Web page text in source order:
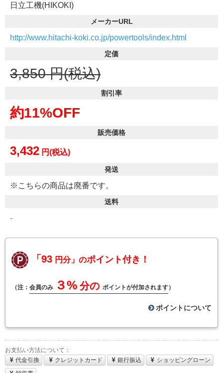
日立工機(HIKOKI)
メーカーURL
http://www.hitachi-koki.co.jp/powertools/index.html
定価
3,850 円(税込)
割引率
約11%OFF
販売価格
3,432 円(税込)
発送
※こちらの商品は廃番です。
送料
-
「93 円分」のポイント付き！
（注： 会員のみ ３% 分の ポイントが付加されます）
ポイントについて
お支払い方法について：
代金引換
クレジットカード 銀行振込
ショッピングローン